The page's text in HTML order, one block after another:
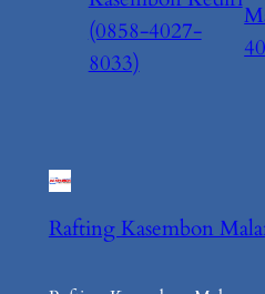
(0858-4027-
8033)
Rafting Kasembon